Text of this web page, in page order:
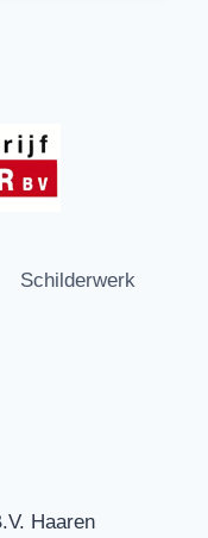
Schilderwerk
Haaren